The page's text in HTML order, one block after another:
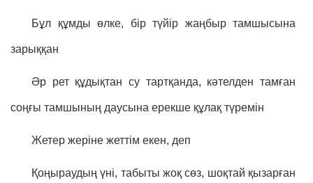
Бұл құмды өлке, бір түйір жаңбыр тамшысына
зарыққан
Әр рет құдықтан су тартқанда, кәтелден тамған
соңғы тамшының даусына ерекше құлақ түремін
Жетер жеріне жеттім екен, деп
Қоңыраудың үні, табыты жоқ сөз, шоқтай қызарған